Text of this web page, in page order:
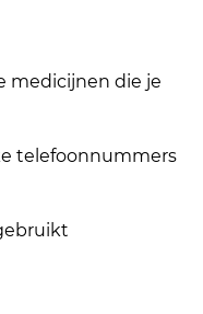
medicijnen die je
telefoonnummers